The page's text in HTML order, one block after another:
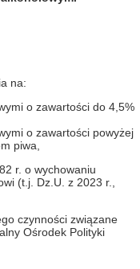
na:
o zawartości do 4,5%
o zawartości powyżej
piwa,
r. o wychowaniu
(t.j. Dz.U. z 2023 r.,
czynności związane
Ośrodek Polityki